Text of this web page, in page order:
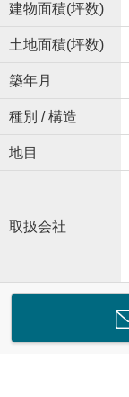
建物面積(坪数)
土地面積(坪数)
築年月
種別 / 構造
地目
取扱会社